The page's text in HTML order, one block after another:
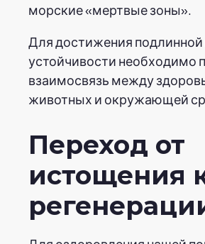
морские «мертвые зоны».
Для достижения
устойчивости необходимо
взаимосвязь между
животных и окружающей
Переход от
истощения